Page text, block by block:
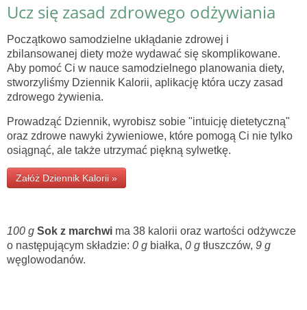
Ucz się zasad zdrowego odżywiania
Początkowo samodzielne ukłądanie zdrowej i
zbilansowanej diety może wydawać się skomplikowane.
Aby pomoć Ci w nauce samodzielnego planowania diety,
stworzyliśmy Dziennik Kalorii, aplikację która uczy zasad
zdrowego żywienia.
Prowadząć Dziennik, wyrobisz sobie "intuicję dietetyczną"
oraz zdrowe nawyki żywieniowe, które pomogą Ci nie tylko
osiągnąć, ale także utrzymać piękną sylwetkę.
Załóż Dziennik Kalorii »
100 g Sok z marchwi ma 38 kalorii oraz wartości odżywcze
o następującym składzie: 0 g białka, 0 g tłuszczów, 9 g
węglowodanów.